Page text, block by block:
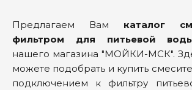
Предлагаем Вам каталог
фильтром для питьевой
нашего магазина "МОЙКИ-МСК".
можете подобрать и купить
подключением к фильтру